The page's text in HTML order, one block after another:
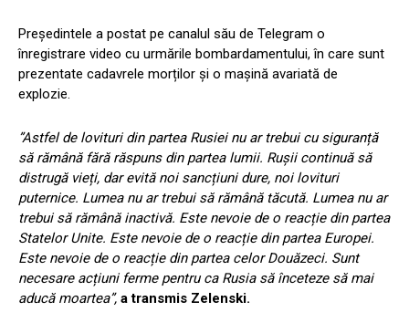
Președintele a postat pe canalul său de Telegram o
înregistrare video cu urmările bombardamentului, în care sunt
prezentate cadavrele morților și o mașină avariată de
explozie.
”Astfel de lovituri din partea Rusiei nu ar trebui cu siguranță
să rămână fără răspuns din partea lumii. Rușii continuă să
distrugă vieți, dar evită noi sancțiuni dure, noi lovituri
puternice. Lumea nu ar trebui să rămână tăcută. Lumea nu ar
trebui să rămână inactivă. Este nevoie de o reacție din partea
Statelor Unite. Este nevoie de o reacție din partea Europei.
Este nevoie de o reacție din partea celor Douăzeci. Sunt
necesare acțiuni ferme pentru ca Rusia să înceteze să mai
aducă moartea”, a transmis Zelenski.